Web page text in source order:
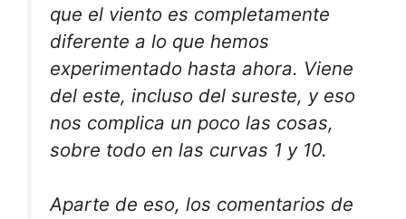
que el viento es completamente
diferente a lo que hemos
experimentado hasta ahora. Viene
del este, incluso del sureste, y eso
nos complica un poco las cosas,
sobre todo en las curvas 1 y 10.
Aparte de eso, los comentarios de